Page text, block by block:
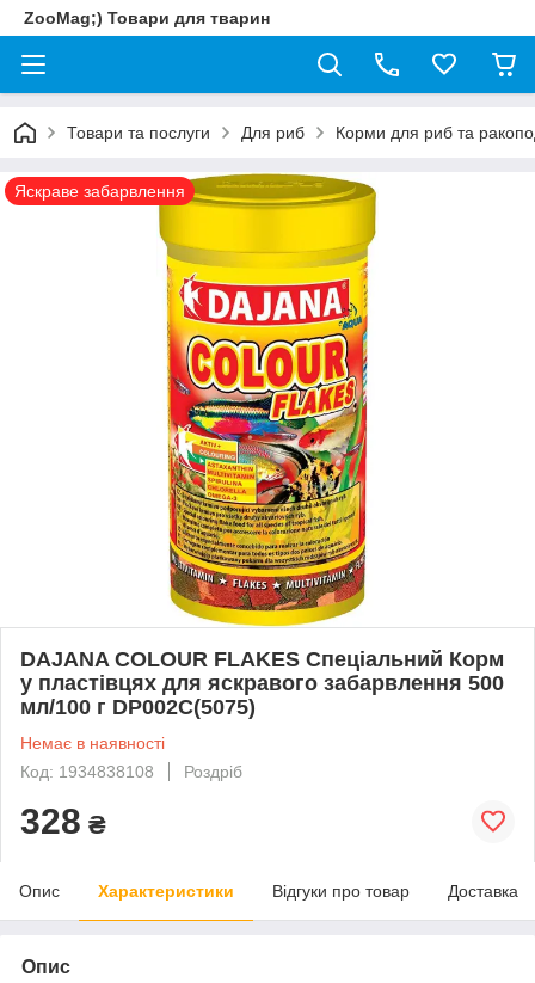
ZooMag;) Товари для тварин
Товари та послуги Для риб Корми для риб та
Яскраве забарвлення
DAJANA COLOUR FLAKES Спеціальний Корм
у пластівцях для яскравого забарвлення 500
мл/100 г DP002C(5075)
Немає в наявності
Код: 1934838108
Роздріб
328 ₴
Опис Характеристики Відгуки про товар Доставка
Опис